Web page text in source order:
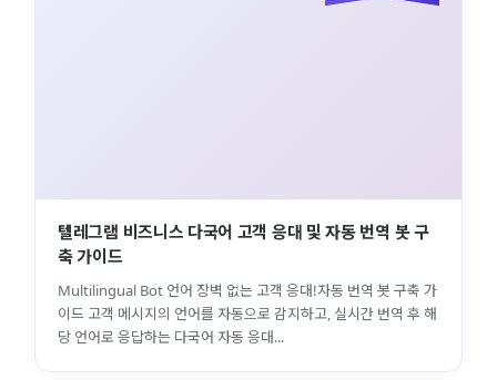
텔레그램 비즈니스 다국어 고객 응대 및 자동 번역 봇 구
축 가이드
Multilingual Bot 언어 장벽 없는 고객 응대!자동 번역 봇 구축 가
이드 고객 메시지의 언어를 자동으로 감지하고, 실시간 번역 후 해
당 언어로 응답하는 다국어 자동 응대...